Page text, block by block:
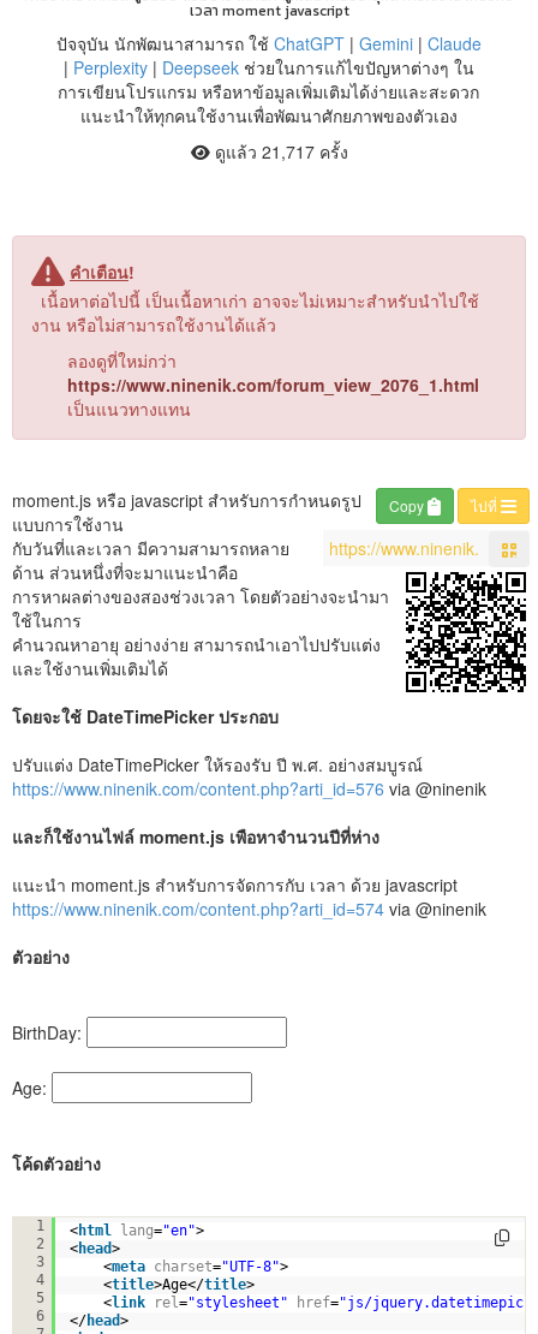
เวลา moment javascript
ปัจจุบัน นักพัฒนาสามารถ ใช้ ChatGPT| Gemini| Claude
| Perplexity| Deepseekช่วยในการแก้ไขปัญหาต่างๆ ใน
การเขียนโปรแกรม หรือหาข้อมูลเพิ่มเติมได้ง่ายและสะดวก
แนะนำให้ทุกคนใช้งานเพื่อพัฒนาศักยภาพของตัวเอง
ดูแล้ว 21,717 ครั้ง
คำเตือน!
เนื้อหาต่อไปนี้ เป็นเนื้อหาเก่า อาจจะไม่เหมาะสำหรับนำไปใช้
งาน หรือไม่สามารถใช้งานได้แล้ว
ลองดูที่ใหม่กว่า
https://www.ninenik.com/forum_view_2076_1.html
เป็นแนวทางแทน
ไปที่
Copy
moment.js หรือ javascript สำหรับการกำหนดรูป
แบบการใช้งาน
กับวันที่และเวลา มีความสามารถหลาย
ด้าน ส่วนหนึ่งที่จะมาแนะนำคือ
การหาผลต่างของสองช่วงเวลา โดยตัวอย่างจะนำมา
ใช้ในการ
คำนวณหาอายุ อย่างง่าย สามารถนำเอาไปปรับแต่ง
และใช้งานเพิ่มเติมได้
โดยจะใช้ DateTimePicker ประกอบ
ปรับแต่ง DateTimePicker ให้รองรับ ปี พ.ศ. อย่างสมบูรณ์
https://www.ninenik.com/content.php?arti_id=576 via @ninenik
และก็ใช้งานไฟล์ moment.js เพือหาจำนวนปีที่ห่าง
แนะนำ moment.js สำหรับการจัดการกับ เวลา ด้วย javascript
https://www.ninenik.com/content.php?arti_id=574 via @ninenik
ตัวอย่าง
BirthDay:
Age:
โค้ดตัวอย่าง
1
2
3
4
5
6
<html lang="en">
<head>
<meta charset="UTF-8">
<title>Age</title>
<link rel ="stylesheet" href="js/
</head>